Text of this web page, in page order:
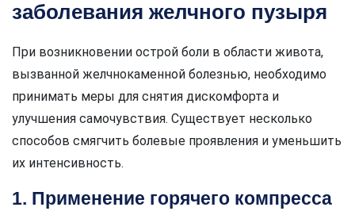
заболевания желчного пузыря
При возникновении острой боли в области живота,
вызванной желчнокаменной болезнью, необходимо
принимать меры для снятия дискомфорта и
улучшения самочувствия. Существует несколько
способов смягчить болевые проявления и уменьшить
их интенсивность.
1. Применение горячего компресса